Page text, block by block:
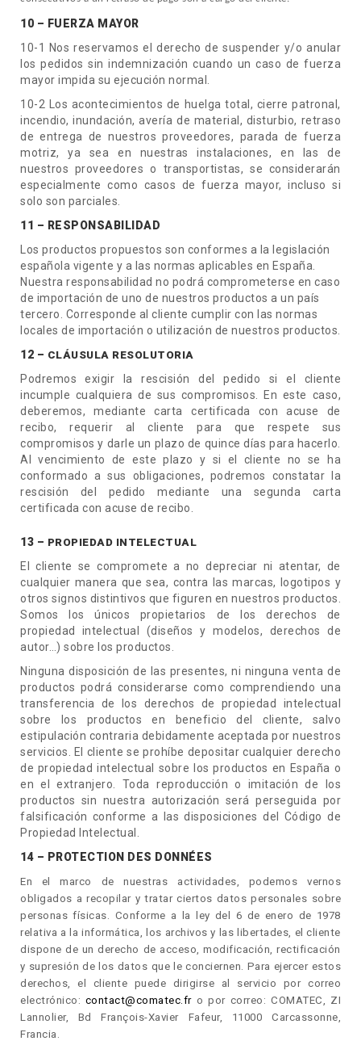
10 – FUERZA MAYOR
10-1 Nos reservamos el derecho de suspender y/o anular
los pedidos sin indemnización cuando un caso de fuerza
mayor impida su ejecución normal.
10-2 Los acontecimientos de huelga total, cierre patronal,
incendio, inundación, avería de material, disturbio, retraso
de entrega de nuestros proveedores, parada de fuerza
motriz, ya sea en nuestras instalaciones, en las de
nuestros proveedores o transportistas, se considerarán
especialmente como casos de fuerza mayor, incluso si
solo son parciales.
11 – RESPONSABILIDAD
Los productos propuestos son conformes a la legislación
española vigente y a las normas aplicables en España.
Nuestra responsabilidad no podrá comprometerse en caso
de importación de uno de nuestros productos a un país
tercero. Corresponde al cliente cumplir con las normas
locales de importación o utilización de nuestros productos.
12 – CLÁUSULA RESOLUTORIA
Podremos exigir la rescisión del pedido si el cliente
incumple cualquiera de sus compromisos. En este caso,
deberemos, mediante carta certificada con acuse de
recibo, requerir al cliente para que respete sus
compromisos y darle un plazo de quince días para hacerlo.
Al vencimiento de este plazo y si el cliente no se ha
conformado a sus obligaciones, podremos constatar la
rescisión del pedido mediante una segunda carta
certificada con acuse de recibo.
13 – PROPIEDAD INTELECTUAL
El cliente se compromete a no depreciar ni atentar, de
cualquier manera que sea, contra las marcas, logotipos y
otros signos distintivos que figuren en nuestros productos.
Somos los únicos propietarios de los derechos de
propiedad intelectual (diseños y modelos, derechos de
autor…) sobre los productos.
Ninguna disposición de las presentes, ni ninguna venta de
productos podrá considerarse como comprendiendo una
transferencia de los derechos de propiedad intelectual
sobre los productos en beneficio del cliente, salvo
estipulación contraria debidamente aceptada por nuestros
servicios. El cliente se prohíbe depositar cualquier derecho
de propiedad intelectual sobre los productos en España o
en el extranjero. Toda reproducción o imitación de los
productos sin nuestra autorización será perseguida por
falsificación conforme a las disposiciones del Código de
Propiedad Intelectual.
14 – PROTECTION DES DONNÉES
En el marco de nuestras actividades, podemos vernos
obligados a recopilar y tratar ciertos datos personales sobre
personas físicas. Conforme a la ley del 6 de enero de 1978
relativa a la informática, los archivos y las libertades, el cliente
dispone de un derecho de acceso, modificación, rectificación
y supresión de los datos que le conciernen. Para ejercer estos
derechos, el cliente puede dirigirse al servicio por correo
electrónico: contact@comatec.fro por correo: COMATEC, ZI
Lannolier, Bd François-Xavier Fafeur, 11000 Carcassonne,
Francia.